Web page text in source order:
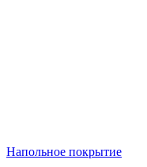
Напольное покрытие